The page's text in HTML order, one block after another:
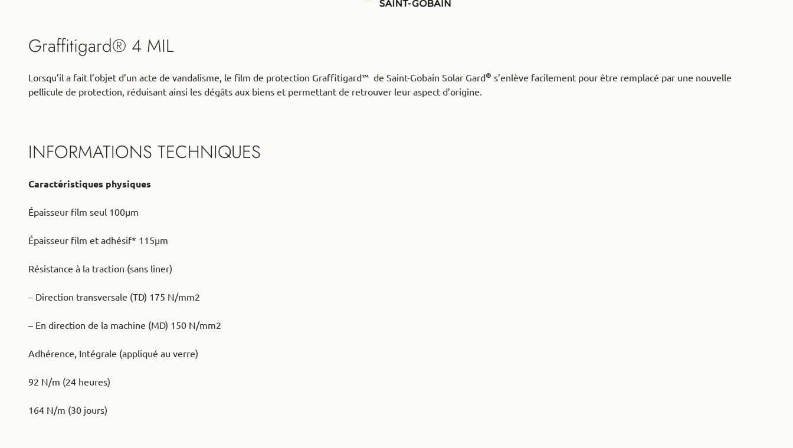
Graffitigard® 4 MIL
Lorsqu’il a fait l’objet d’un acte de vandalisme, le film de protection Graffitigard™ de Saint-Gobain Solar Gard® s’enlève facilement pour être remplacé par une nouvelle
pellicule de protection, réduisant ainsi les dégâts aux biens et permettant de retrouver leur aspect d’origine.
INFORMATIONS TECHNIQUES
Caractéristiques physiques
Épaisseur film seul 100μm
Épaisseur film et adhésif* 115μm
Résistance à la traction (sans liner)
– Direction transversale (TD) 175 N/mm2
– En direction de la machine (MD) 150 N/mm2
Adhérence, Intégrale (appliqué au verre)
92 N/m (24 heures)
164 N/m (30 jours)